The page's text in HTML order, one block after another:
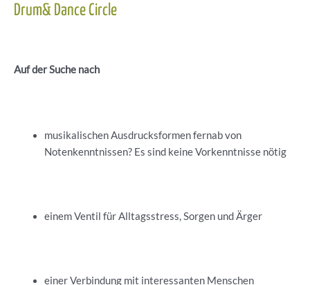
Drum& Dance Circle
Auf der Suche nach
musikalischen Ausdrucksformen fernab von
Notenkenntnissen? Es sind keine Vorkenntnisse nötig
einem Ventil für Alltagsstress, Sorgen und Ärger
einer Verbindung mit interessanten Menschen